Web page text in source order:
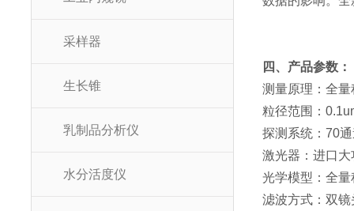
采样器
生长锥
乳制品分析仪
水分活度仪
四、产品参数：
测量原理：全
粒径范围：
探测系统：70
激光器：进口
光学模型：全
滤波方式：双